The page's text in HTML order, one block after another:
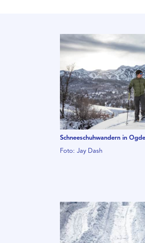
Schneeschuhwandern in
Foto: Jay Dash